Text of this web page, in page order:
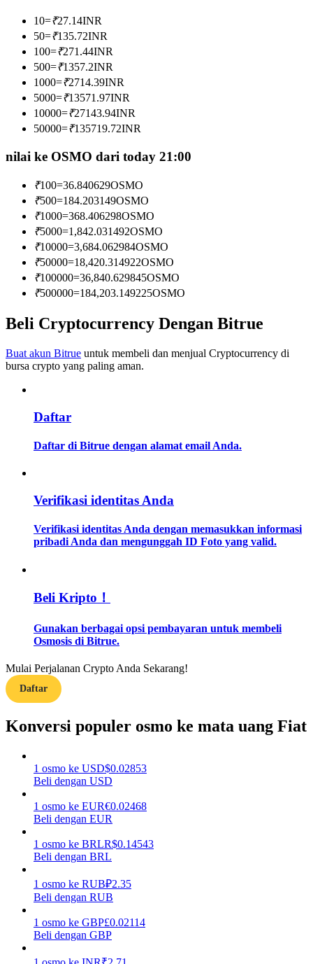
Menjadi Pedagang Salinan
Nikmati pembagian keuntungan dan komisi copy trading
Informasi
Analisis data besar termasuk info perdagangan, dll.
Memandu
Strategi perdagangan
Menghasilkan
Babi Kekuatan
Dapatkan imbalan kompetitif setiap hari
10=₹27.14INR
50=₹135.72INR
100=₹271.44INR
500=₹1357.2INR
1000=₹2714.39INR
5000=₹13571.97INR
10000=₹27143.94INR
50000=₹135719.72INR
nilai ke OSMO dari today 21:00
₹100=36.840629OSMO
₹500=184.203149OSMO
₹1000=368.406298OSMO
₹5000=1,842.031492OSMO
₹10000=3,684.062984OSMO
₹50000=18,420.314922OSMO
₹100000=36,840.629845OSMO
₹500000=184,203.149225OSMO
Beli Cryptocurrency Dengan Bitrue
Buat akun Bitrue untuk membeli dan menjual Cryptocurrency di
bursa crypto yang paling aman.
Daftar
Daftar di Bitrue dengan alamat email Anda.
Verifikasi identitas Anda
Verifikasi identitas Anda dengan memasukkan informasi
pribadi Anda dan mengunggah ID Foto yang valid.
Beli Kripto！
Gunakan berbagai opsi pembayaran untuk membeli
Osmosis di Bitrue.
Mulai Perjalanan Crypto Anda Sekarang!
Daftar
Konversi populer osmo ke mata uang Fiat
1 osmo ke USD$0.02853
Beli dengan USD
1 osmo ke EUR€0.02468
Beli dengan EUR
1 osmo ke BRLR$0.14543
Beli dengan BRL
1 osmo ke RUB₽2.35
Beli dengan RUB
1 osmo ke GBP£0.02114
Beli dengan GBP